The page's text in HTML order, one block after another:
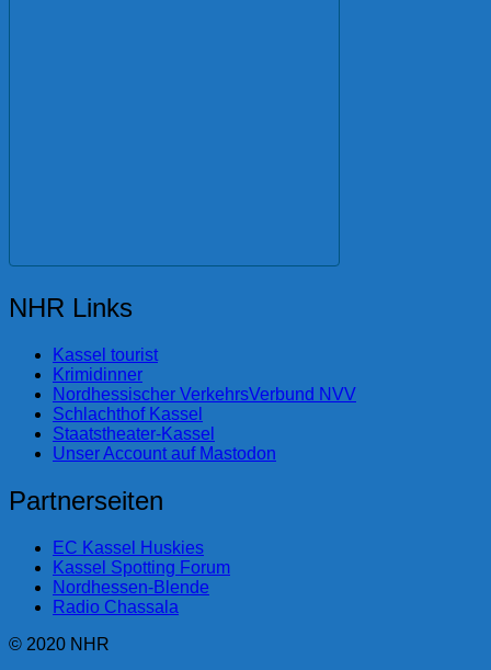
NHR Links
Kassel tourist
Krimidinner
Nordhessischer VerkehrsVerbund NVV
Schlachthof Kassel
Staatstheater-Kassel
Unser Account auf Mastodon
Partnerseiten
EC Kassel Huskies
Kassel Spotting Forum
Nordhessen-Blende
Radio Chassala
© 2020 NHR